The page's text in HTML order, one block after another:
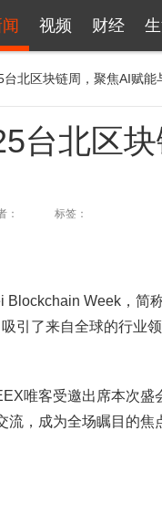
视频 财经
台北区块链周，聚焦AI赋能
台北区
： 标签：
Blockchain Week，简
引了来自全球的行业
唯客受邀出席本次
流，成为全场瞩目的焦